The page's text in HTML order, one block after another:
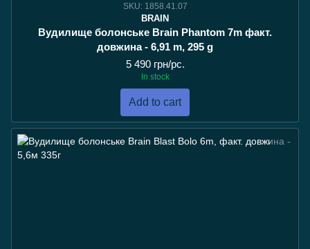
SKU: 1858.41.07
BRAIN
Вудилище болонське Brain Phantom 7m факт.
довжина - 6,91 m, 295 g
5 490 грн/pc.
In stock
Add to cart